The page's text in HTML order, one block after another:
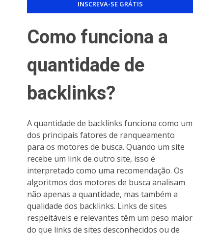
Como funciona a
quantidade de
backlinks?
A quantidade de backlinks funciona como um
dos principais fatores de ranqueamento
para os motores de busca. Quando um site
recebe um link de outro site, isso é
interpretado como uma recomendação. Os
algoritmos dos motores de busca analisam
não apenas a quantidade, mas também a
qualidade dos backlinks. Links de sites
respeitáveis e relevantes têm um peso maior
do que links de sites desconhecidos ou de